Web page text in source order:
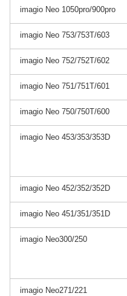
imagio Neo 1050pro/900pro
imagio Neo 753/753T/603
imagio Neo 752/752T/602
imagio Neo 751/751T/601
imagio Neo 750/750T/600
imagio Neo 453/353/353D
imagio Neo 452/352/352D
imagio Neo 451/351/351D
imagio Neo300/250
imagio Neo271/221